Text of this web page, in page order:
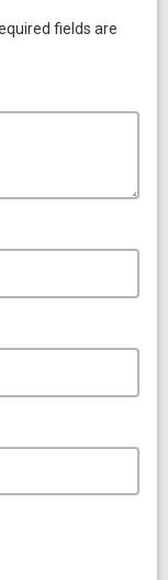
fields are